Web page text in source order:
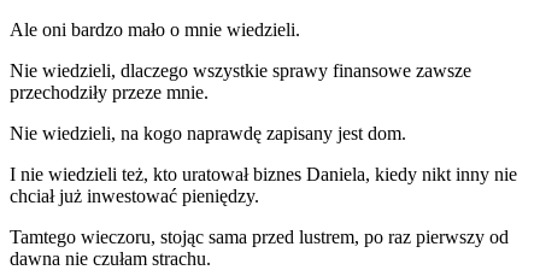
Ale oni bardzo mało o mnie wiedzieli.
Nie wiedzieli, dlaczego wszystkie sprawy finansowe zawsze
przechodziły przeze mnie.
Nie wiedzieli, na kogo naprawdę zapisany jest dom.
I nie wiedzieli też, kto uratował biznes Daniela, kiedy nikt inny nie
chciał już inwestować pieniędzy.
Tamtego wieczoru, stojąc sama przed lustrem, po raz pierwszy od
dawna nie czułam strachu.